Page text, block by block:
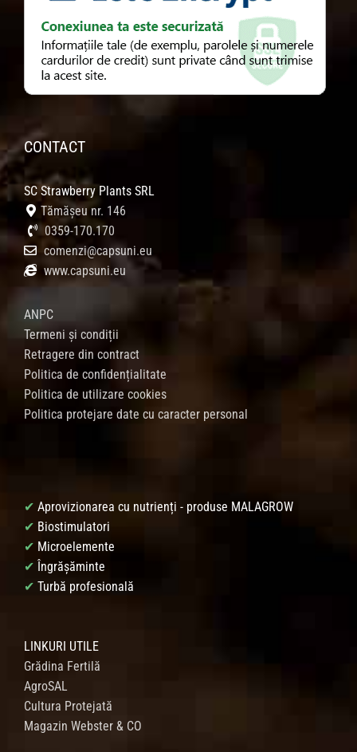
CONTACT
SC Strawberry Plants SRL
Tămășeu nr. 146
0359-170.170
comenzi@capsuni.eu
www.capsuni.eu
ANPC
Termeni și condiții
Retragere din contract
Politica de confidențialitate
Politica de utilizare cookies
Politica protejare date cu caracter personal
✔ Aprovizionarea cu nutrienți - produse MALAGROW
✔ Biostimulatori
✔ Microelemente
✔ Îngrășăminte
✔ Turbă profesională
LINKURI UTILE
Grădina Fertilă
AgroSAL
Cultura Protejată
Magazin Webster & CO